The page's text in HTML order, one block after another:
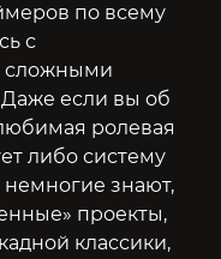
по всему
с
сложными
если вы об
ролевая
либо систему
немногие знают,
проекты,
классики,